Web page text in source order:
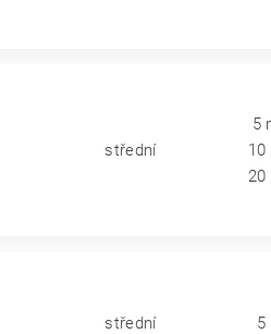
střední
5
10
20
střední 5